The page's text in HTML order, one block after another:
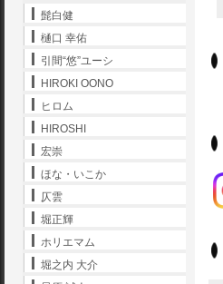
髭白健
樋口 幸佑
引間“悠”ユーシ
HIROKI OONO
ヒロム
HIROSHI
宏崇
ほな・いこか
仄雲
堀正輝
ホリエマム
堀之内 大介